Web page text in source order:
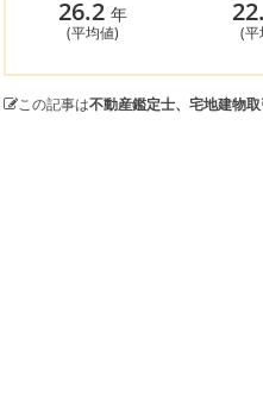
26.2 年
(平均値) (平
この記事は不動産鑑定士、宅地建物